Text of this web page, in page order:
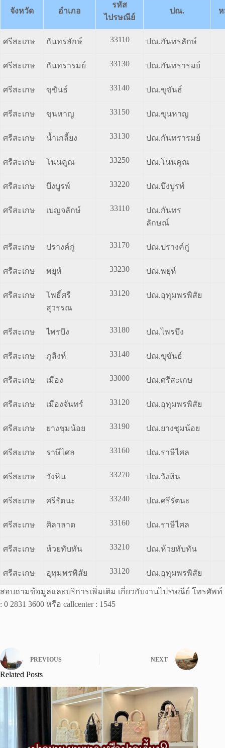
จังหวัด อำเภอ
รหัส
ไปรษณีย์
ปณ. ห
ศรีสะเกษ กันทรลักษ์ 33110 ปณ.กันทรลักษ์
ศรีสะเกษ กันทรารมย์ 33130 ปณ.กันทรารมย์
ศรีสะเกษ ขุขันธ์ 33140 ปณ.ขุขันธ์
ศรีสะเกษ ขุนหาญ 33150 ปณ.ขุนหาญ
ศรีสะเกษ น้ำเกลี้ยง 33130 ปณ.กันทรารมย์
ศรีสะเกษ โนนคูณ 33250 ปณ.โนนคูณ
ศรีสะเกษ บึงบูรพ์ 33220 ปณ.บึงบูรพ์
ศรีสะเกษ เบญจลักษ์ 33110
ปณ.กันทร
ลักษณ์
ศรีสะเกษ ปรางค์กู่ 33170 ปณ.ปรางค์กู่
ศรีสะเกษ พยุห์ 33230 ปณ.พยุห์
ศรีสะเกษ
โพธิ์ศรี
สุวรรณ
33120 ปณ.อุทุมพรพิสัย
ศรีสะเกษ ไพรบึง 33180 ปณ.ไพรบึง
ศรีสะเกษ ภูสิงห์ 33140 ปณ.ขุขันธ์
ศรีสะเกษ เมือง 33000 ปณ.ศรีสะเกษ
ศรีสะเกษ เมืองจันทร์ 33120 ปณ.อุทุมพรพิสัย
ศรีสะเกษ ยางชุมน้อย 33190 ปณ.ยางชุมน้อย
ศรีสะเกษ ราษีไศล 33160 ปณ.ราษีไศล
ศรีสะเกษ วังหิน 33270 ปณ.วังหิน
ศรีสะเกษ ศรีรัตนะ 33240 ปณ.ศรีรัตนะ
ศรีสะเกษ ศิลาลาด 33160 ปณ.ราษีไศล
ศรีสะเกษ ห้วยทับทัน 33210 ปณ.ห้วยทับทัน
ศรีสะเกษ อุทุมพรพิสัย 33120 ปณ.อุทุมพรพิสัย
สอบถามข้อมูลและบริการเพิ่มเติม เกี่ยวกับงานไปรษณีย์ โทรศัพท์
: 0 2831 3600 หรือ callcenter : 1545
PREVIOUS NEXT
Related Posts